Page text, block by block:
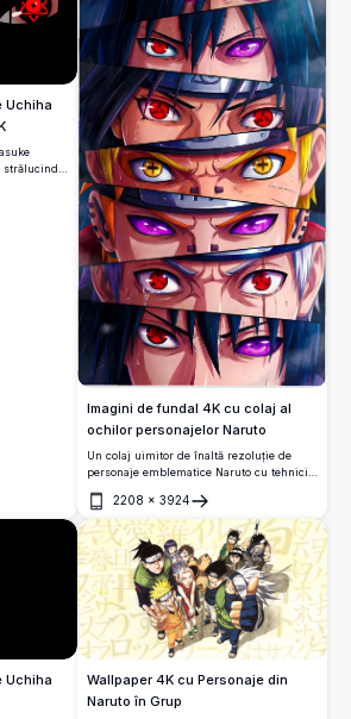
Uchiha
strălucind
Imagini de fundal 4K cu colaj al
ochilor personajelor Naruto
Un colaj uimitor de înaltă rezoluție de
personaje emblematice Naruto cu tehnici
Rinnegan și ochi Chakra cu nouă cozi.
2208 × 3924
Deschide
Uchiha
Wallpaper 4K cu Personaje din
Naruto în Grup